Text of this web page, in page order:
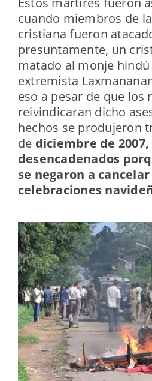
cuando miembros de
cristiana fueron
presuntamente, un
matado al monje
extremista
eso a pesar de que los
reivindicaran dicho
hechos se produjeron
de diciembre de 2007,
desencadenados
se negaron a
celebraciones